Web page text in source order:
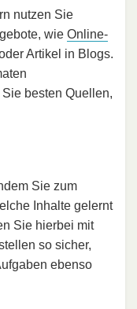
nutzen Sie
wie Online-
Artikel in Blogs.
besten Quellen,
Sie zum
Inhalte gelernt
Sie hierbei mit
so sicher,
ebenso